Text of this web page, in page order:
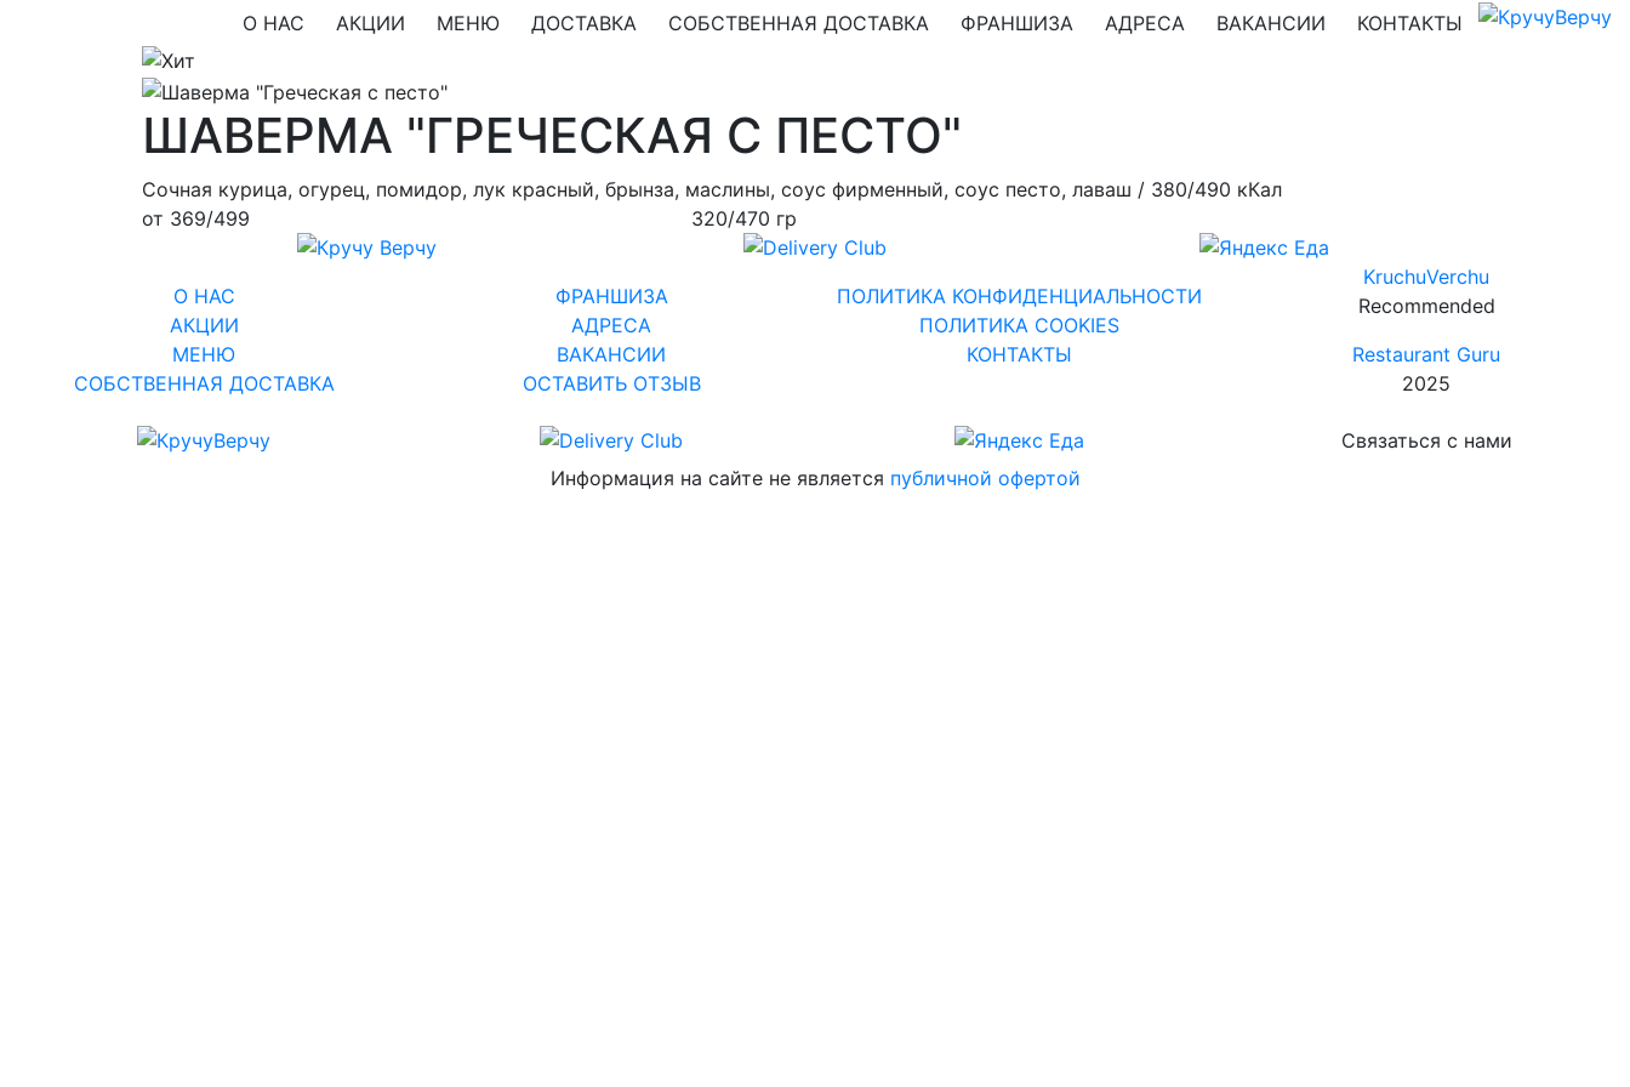
О НАС АКЦИИ МЕНЮ ДОСТАВКА СОБСТВЕННАЯ ДОСТАВКА ФРАНШИЗА АДРЕСА ВАКАНСИИ КОНТАКТЫ
ШАВЕРМА "ГРЕЧЕСКАЯ С ПЕСТО"
Сочная курица, огурец, помидор, лук красный, брынза, маслины, соус фирменный, соус песто, лаваш / 380/490 кКал
от 369/499
320/470 гр
О НАС
АКЦИИ
МЕНЮ
СОБСТВЕННАЯ ДОСТАВКА
ФРАНШИЗА
АДРЕСА
ВАКАНСИИ
ОСТАВИТЬ ОТЗЫВ
ПОЛИТИКА КОНФИДЕНЦИАЛЬНОСТИ
ПОЛИТИКА COOKIES
КОНТАКТЫ
KruchuVerchu
Recommended
Restaurant Guru
2025
Связаться с нами
Информация на сайте не является публичной офертой